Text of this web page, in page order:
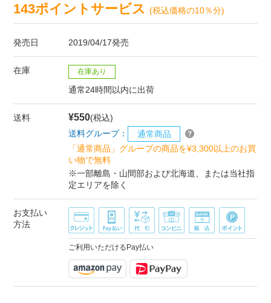
143ポイントサービス(税込価格の10％分)
発売日 2019/04/17発売
在庫 在庫あり
通常24時間以内に出荷
送料 ¥550(税込)
送料グループ：
通常商品
「通常商品」グループの商品を¥3,300以上のお買
い物で無料
※一部離島・山間部および北海道、または当社指
定エリアを除く
お支払い
方法
ご利用いただけるPay払い